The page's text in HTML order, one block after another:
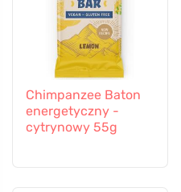
Chimpanzee Baton
energetyczny -
cytrynowy 55g